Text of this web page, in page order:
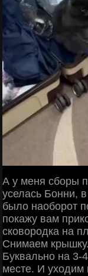
А у меня сборы
уселась Бонни,
было наоборот
покажу вам
сковородка на
Снимаем
Буквально на 3-
месте. И